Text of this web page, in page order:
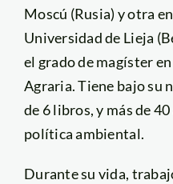
Moscú (Rusia) y otra
Universidad de Lieja
el grado de magíster
Agraria. Tiene bajo su
de 6 libros, y más de
política ambiental.
Durante su vida,